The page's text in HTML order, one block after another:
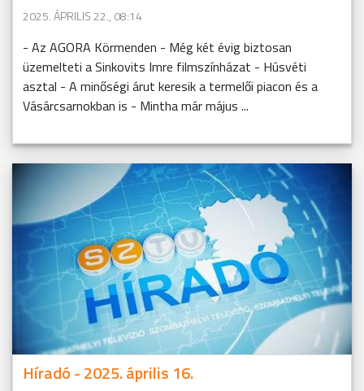
2025. ÁPRILIS 22., 08:14
- Az AGORA Körmenden - Még két évig biztosan
üzemelteti a Sinkovits Imre filmszínházat - Húsvéti
asztal - A minőségi árut keresik a termelői piacon és a
Vásárcsarnokban is - Mintha már május ...
Híradó - 2025. április 16.